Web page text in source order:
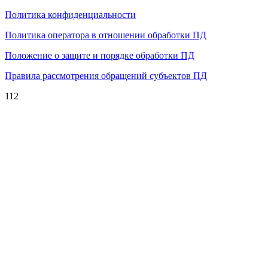
Политика конфиденциальности
Политика оператора в отношении обработки ПД
Положение о защите и порядке обработки ПД
Правила рассмотрения обращений субъектов ПД
112